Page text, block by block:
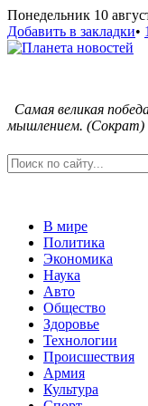
Понедельник 10
Добавить в закладки•
Самая великая
мышлением. (Сократ)
В мире
Политика
Экономика
Наука
Авто
Общество
Здоровье
Технологии
Происшествия
Армия
Культура